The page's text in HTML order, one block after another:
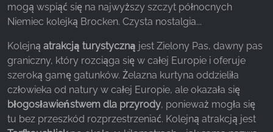
mogą wspiąć się na najwyższy szczyt północnych
Niemiec kolejką Brocken. Czysta nostalgia...
Kolejną atrakcją turystyczną jest Zielony Pas, dawny pas
graniczny, który rozciąga się w całej Europie i oferuje
szeroką gamę gatunków. Żelazna kurtyna oddzieliła
człowieka od natury w całej Europie, ale okazała się
błogosławieństwem dla przyrody, ponieważ mogła się
tu bez przeszkód rozprzestrzeniać. Kolejną atrakcją jest
_ga, _gid, _gac_gb_
Google LLC
Zbieranie statystyk dotyczących korzystania z
witryny
Cookie duration: